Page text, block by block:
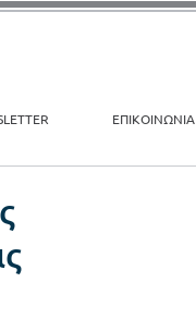
ΕΠΙΚΟΙΝΩΝΙΑ